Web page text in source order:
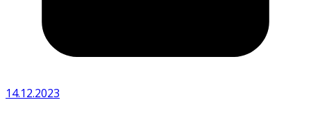
14.12.2023